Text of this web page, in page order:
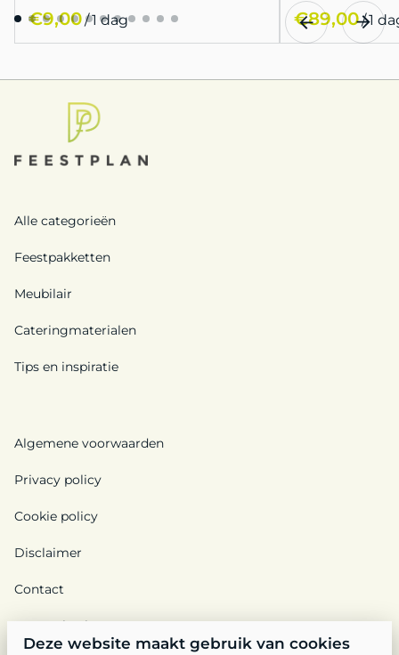
/ /
Alle categorieën
Feestpakketten
Meubilair
Cateringmaterialen
Tips en inspiratie
Algemene voorwaarden
Privacy policy
Cookie policy
Disclaimer
Contact
Ons verhaal
Deze website maakt gebruik van cookies